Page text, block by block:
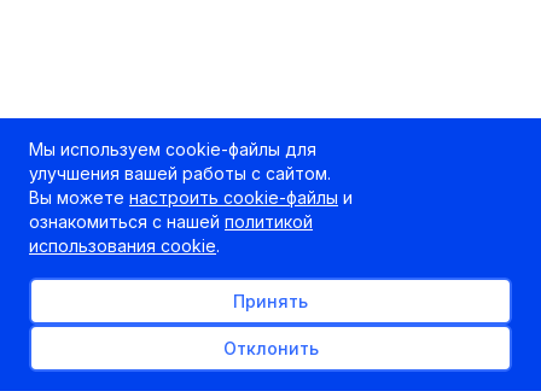
Мы используем cookie-файлы для
улучшения вашей работы с сайтом.
Вы можете настроить cookie-файлы и
ознакомиться с нашей политикой
использования cookie.
Принять
Отклонить